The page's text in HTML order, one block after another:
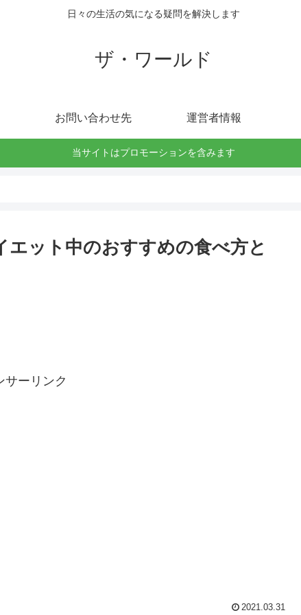
日々の生活の気になる疑問を解決します
ザ・ワールド
お問い合わせ先 運営者情報
当サイトはプロモーションを含みます
ット中のおすすめの食べ方と
サーリンク
2021.03.31